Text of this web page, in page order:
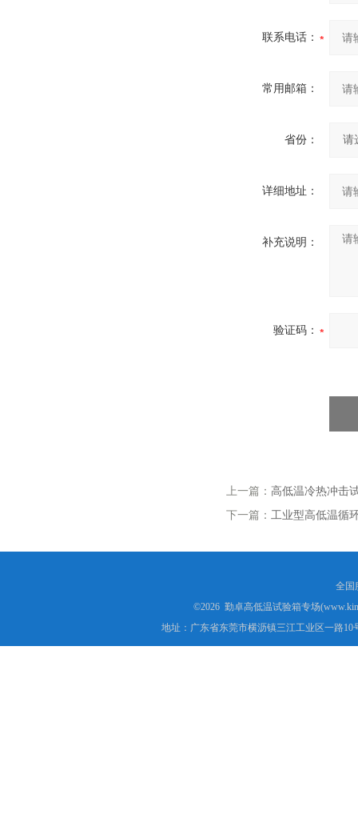
联系电话：
常用邮箱：
省份：
详细地址：
补充说明：
验证码：
上一篇： 高低温冷热冲击
下一篇： 工业型高低温循
全国
©2026 勤卓高低温试验箱专场
地址：广东省东莞市横沥镇三江工业区一路10